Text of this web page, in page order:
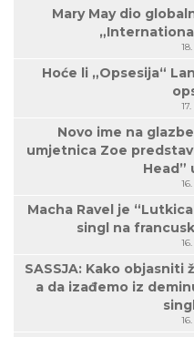
Mary May dio
Hoće li „Opsesija“
Novo ime na
umjetnica Zoe
Head”
Macha Ravel je
singl na
SASSJA: Kako
a da izađemo iz